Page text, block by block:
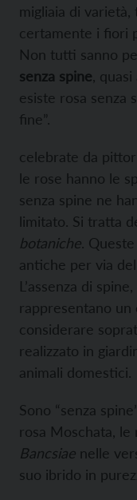
migliaia di
certamente i fiori
Non tutti sanno
senza spine ,
esiste rosa senza
fine”.
celebrate da
le rose hanno le
senza spine ne
limitato. Si tratta
botaniche.
antiche per via
L’assenza di
rappresentano
considerare
realizzato in
animali domestici.
Sono “senza
rosa Moschata,
Bancsiae nelle
suo ibrido in